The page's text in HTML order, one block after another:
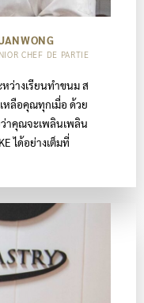
CHEF DE PARTIE
ว่างเรียนทำขนม ส
หลือคุณทุกเมื่อ ด้วย
าคุณจะเพลินเพลิน
ได้อย่างเต็มที่